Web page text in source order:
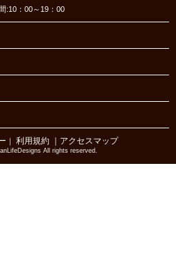
:10：00～19：00
｜ 利用規約 ｜アクセスマップ
All rights reserved.